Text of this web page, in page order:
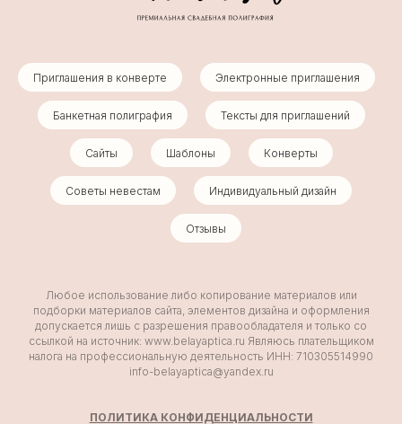
Приглашения в конверте Электронные приглашения
Банкетная полиграфия Тексты для приглашений
Сайты Шаблоны Конверты
Советы невестам Индивидуальный дизайн
Отзывы
Любое использование либо копирование материалов или
подборки материалов сайта, элементов дизайна и оформления
допускается лишь с разрешения правообладателя и только со
ссылкой на источник: www.belayaptica.ru Являюсь плательщиком
налога на профессиональную деятельность ИНН: 710305514990
info-belayaptica@yandex.ru
ПОЛИТИКА КОНФИДЕНЦИАЛЬНОСТИ